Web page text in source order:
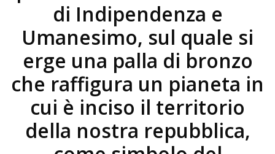
di Indipendenza e
Umanesimo, sul quale si
erge una palla di bronzo
che raffigura un pianeta in
cui è inciso il territorio
della nostra repubblica,